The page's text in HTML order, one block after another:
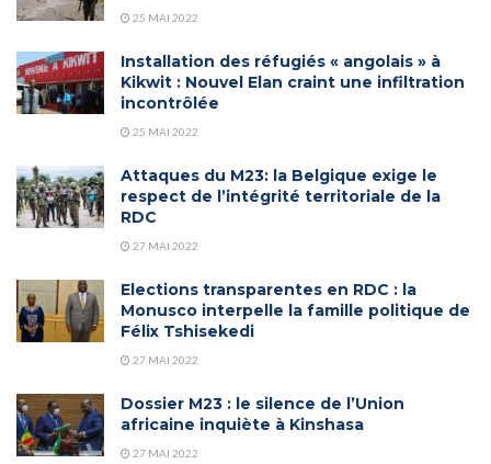
25 MAI 2022
Installation des réfugiés « angolais » à
Kikwit : Nouvel Elan craint une infiltration
incontrôlée
25 MAI 2022
Attaques du M23: la Belgique exige le
respect de l’intégrité territoriale de la
RDC
27 MAI 2022
Elections transparentes en RDC : la
Monusco interpelle la famille politique de
Félix Tshisekedi
27 MAI 2022
Dossier M23 : le silence de l’Union
africaine inquiète à Kinshasa
27 MAI 2022